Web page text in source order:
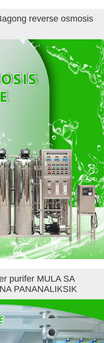
reverse osmosis
purifer MULA SA
PANANALIKSIK